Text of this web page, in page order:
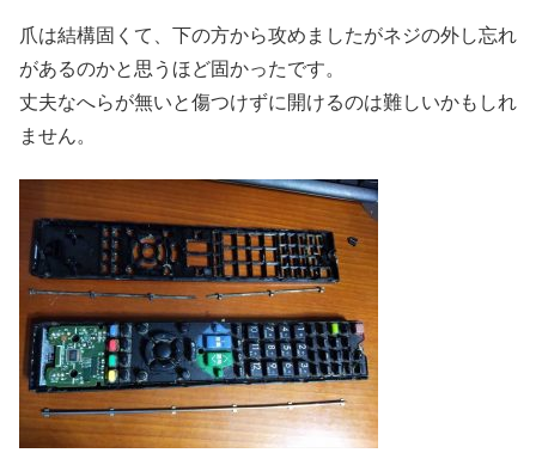
爪は結構固くて、下の方から攻めましたがネジの外し忘れ
があるのかと思うほど固かったです。
丈夫なへらが無いと傷つけずに開けるのは難しいかもしれ
ません。